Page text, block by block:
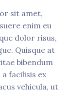
sit amet,
enim eu
dolor risus,
Quisque at
bibendum
facilisis ex
vehicula, ut